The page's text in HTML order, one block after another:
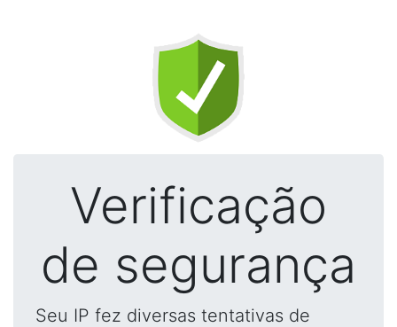
Verificação
de segurança
Seu IP fez diversas tentativas de